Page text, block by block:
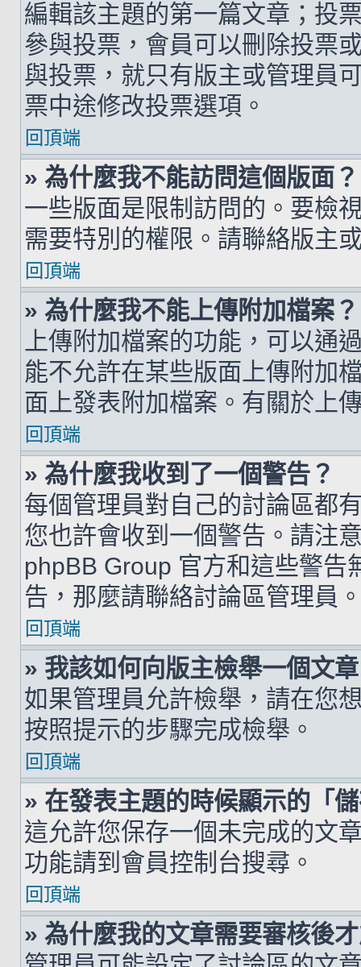
編輯該主題的第一篇文章；投
參與投票，會員可以刪除投票
與投票，就只有版主或管理員
票中途修改投票選項。
回頂端
» 為什麼我不能訪問這個版面？
一些版面是限制訪問的。要檢
需要特別的權限。請聯絡版主
回頂端
» 為什麼我不能上傳附加檔案？
上傳附加檔案的功能，可以通
能不允許在某些版面上傳附加
面上發表附加檔案。有關於上
回頂端
» 為什麼我收到了一個警告？
每個管理員對自己的討論區都
您也許會收到一個警告。請注
phpBB Group 官方和這些警告
告，那麼請聯絡討論區管理員
回頂端
» 我該如何向版主檢舉一個文
如果管理員允許檢舉，請在您
按照提示的步驟完成檢舉。
回頂端
» 在發表主題的時候顯示的「
這允許您保存一個未完成的文
功能請到會員控制台搜尋。
回頂端
» 為什麼我的文章需要審核後